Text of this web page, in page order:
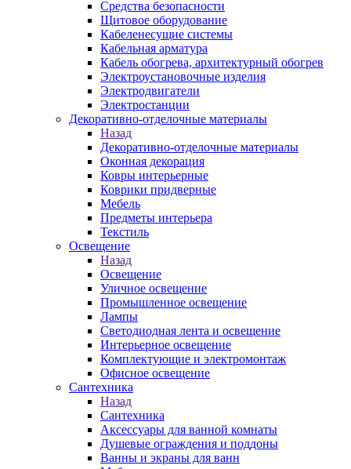
Средства безопасности
Щитовое оборудование
Кабеленесущие системы
Кабельная арматура
Кабель обогрева, архитектурный обогрев
Электроустановочные изделия
Электродвигатели
Электростанции
Декоративно-отделочные материалы
Назад
Декоративно-отделочные материалы
Оконная декорация
Ковры интерьерные
Коврики придверные
Мебель
Предметы интерьера
Текстиль
Освещение
Назад
Освещение
Уличное освещение
Промышленное освещение
Лампы
Светодиодная лента и освещение
Интерьерное освещение
Комплектующие и электромонтаж
Офисное освещение
Сантехника
Назад
Сантехника
Аксессуары для ванной комнаты
Душевые ограждения и поддоны
Ванны и экраны для ванн